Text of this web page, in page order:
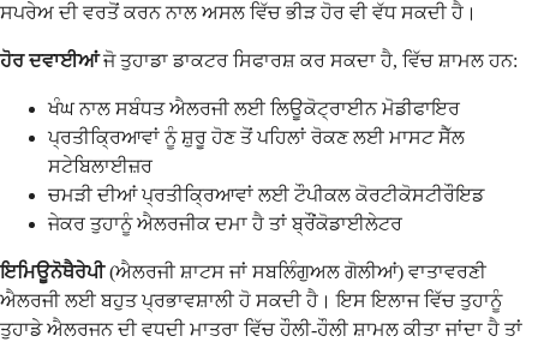
ਸਪਰੇਅ ਦੀ ਵਰਤੋਂ ਕਰਨ ਨਾਲ ਅਸਲ ਵਿੱਚ ਭੀੜ ਹੋਰ ਵੀ ਵੱਧ ਸਕਦੀ ਹੈ।
ਹੋਰ ਦਵਾਈਆਂਜੋ ਤੁਹਾਡਾ ਡਾਕਟਰ ਸਿਫਾਰਸ਼ ਕਰ ਸਕਦਾ ਹੈ, ਵਿੱਚ ਸ਼ਾਮਲ ਹਨ:
ਖੰਘ ਨਾਲ ਸਬੰਧਤ ਐਲਰਜੀ ਲਈ ਲਿਊਕੋਟ੍ਰਾਈਨ ਮੋਡੀਫਾਇਰ
ਪ੍ਰਤੀਕ੍ਰਿਆਵਾਂ ਨੂੰ ਸ਼ੁਰੂ ਹੋਣ ਤੋਂ ਪਹਿਲਾਂ ਰੋਕਣ ਲਈ ਮਾਸਟ ਸੈੱਲ
ਸਟੇਬਿਲਾਈਜ਼ਰ
ਚਮੜੀ ਦੀਆਂ ਪ੍ਰਤੀਕ੍ਰਿਆਵਾਂ ਲਈ ਟੌਪੀਕਲ ਕੋਰਟੀਕੋਸਟੀਰੌਇਡ
ਜੇਕਰ ਤੁਹਾਨੂੰ ਐਲਰਜੀਕ ਦਮਾ ਹੈ ਤਾਂ ਬ੍ਰੌਂਕੋਡਾਈਲੇਟਰ
ਇਮਿਊਨੋਥੈਰੇਪੀ(ਐਲਰਜੀ ਸ਼ਾਟਸ ਜਾਂ ਸਬਲਿੰਗੁਅਲ ਗੋਲੀਆਂ) ਵਾਤਾਵਰਣੀ
ਐਲਰਜੀ ਲਈ ਬਹੁਤ ਪ੍ਰਭਾਵਸ਼ਾਲੀ ਹੋ ਸਕਦੀ ਹੈ। ਇਸ ਇਲਾਜ ਵਿੱਚ ਤੁਹਾਨੂੰ
ਤੁਹਾਡੇ ਐਲਰਜਨ ਦੀ ਵਧਦੀ ਮਾਤਰਾ ਵਿੱਚ ਹੌਲੀ-ਹੌਲੀ ਸ਼ਾਮਲ ਕੀਤਾ ਜਾਂਦਾ ਹੈ ਤਾਂ